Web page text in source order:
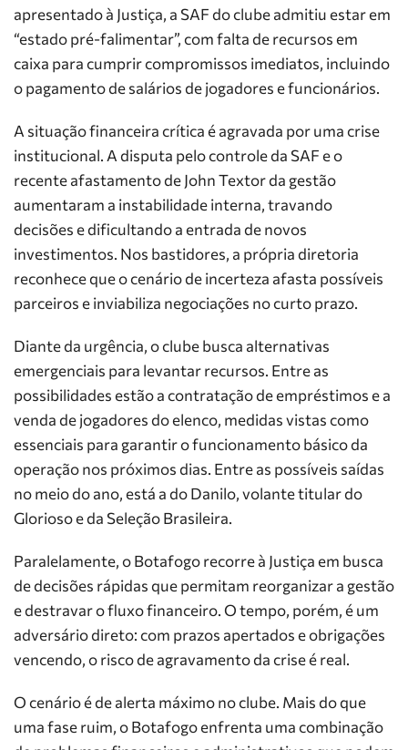
apresentado à Justiça, a SAF do clube admitiu estar em
“estado pré-falimentar”, com falta de recursos em
caixa para cumprir compromissos imediatos, incluindo
o pagamento de salários de jogadores e funcionários.
A situação financeira crítica é agravada por uma crise
institucional. A disputa pelo controle da SAF e o
recente afastamento de John Textor da gestão
aumentaram a instabilidade interna, travando
decisões e dificultando a entrada de novos
investimentos. Nos bastidores, a própria diretoria
reconhece que o cenário de incerteza afasta possíveis
parceiros e inviabiliza negociações no curto prazo.
Diante da urgência, o clube busca alternativas
emergenciais para levantar recursos. Entre as
possibilidades estão a contratação de empréstimos e a
venda de jogadores do elenco, medidas vistas como
essenciais para garantir o funcionamento básico da
operação nos próximos dias. Entre as possíveis saídas
no meio do ano, está a do Danilo, volante titular do
Glorioso e da Seleção Brasileira.
Paralelamente, o Botafogo recorre à Justiça em busca
de decisões rápidas que permitam reorganizar a gestão
e destravar o fluxo financeiro. O tempo, porém, é um
adversário direto: com prazos apertados e obrigações
vencendo, o risco de agravamento da crise é real.
O cenário é de alerta máximo no clube. Mais do que
uma fase ruim, o Botafogo enfrenta uma combinação